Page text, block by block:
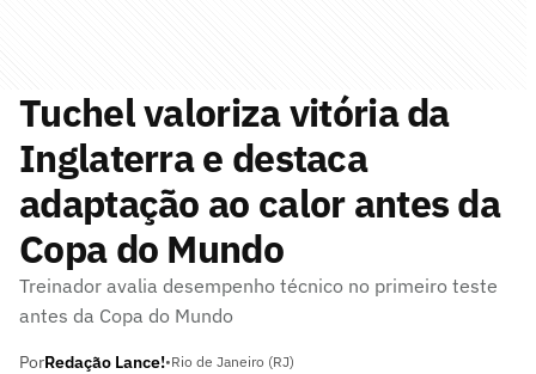
Tuchel valoriza vitória da
Inglaterra e destaca
adaptação ao calor antes da
Copa do Mundo
Treinador avalia desempenho técnico no primeiro teste
antes da Copa do Mundo
PorRedação Lance!•Rio de Janeiro (RJ)